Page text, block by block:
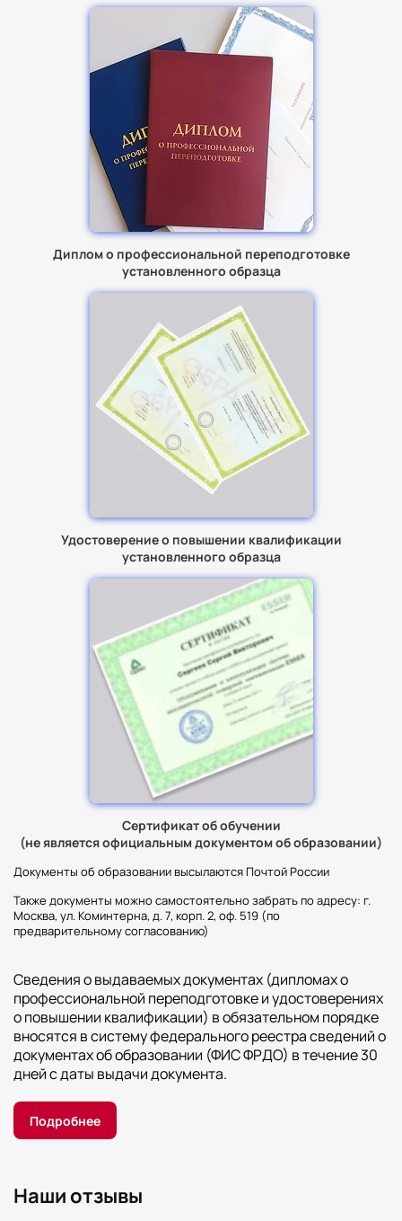
Диплом о профессиональной переподготовке
установленного образца
Удостоверение о повышении квалификации
установленного образца
Сертификат об обучении
(не является официальным документом об образовании)
Документы об образовании высылаются Почтой России
Также документы можно самостоятельно забрать по адресу: г.
Москва, ул. Коминтерна, д. 7, корп. 2, оф. 519 (по
предварительному согласованию)
Сведения о выдаваемых документах (дипломах о
профессиональной переподготовке и удостоверениях
о повышении квалификации) в обязательном порядке
вносятся в систему федерального реестра сведений о
документах об образовании (ФИС ФРДО) в течение 30
дней с даты выдачи документа.
Подробнее
Наши отзывы